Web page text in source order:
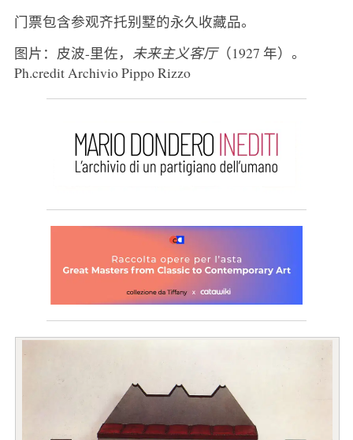
门票包含参观齐托别墅的永久收藏品。
图片：皮波-里佐， 未来主义客厅（1927 年）。
Ph.credit Archivio Pippo Rizzo